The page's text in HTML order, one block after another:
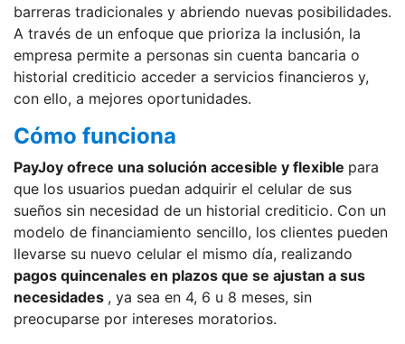
barreras tradicionales y abriendo nuevas posibilidades.
A través de un enfoque que prioriza la inclusión, la
empresa permite a personas sin cuenta bancaria o
historial crediticio acceder a servicios financieros y,
con ello, a mejores oportunidades.
Cómo funciona
PayJoy ofrece una solución accesible y flexible para
que los usuarios puedan adquirir el celular de sus
sueños sin necesidad de un historial crediticio. Con un
modelo de financiamiento sencillo, los clientes pueden
llevarse su nuevo celular el mismo día, realizando
pagos quincenales en plazos que se ajustan a sus
necesidades , ya sea en 4, 6 u 8 meses, sin
preocuparse por intereses moratorios.